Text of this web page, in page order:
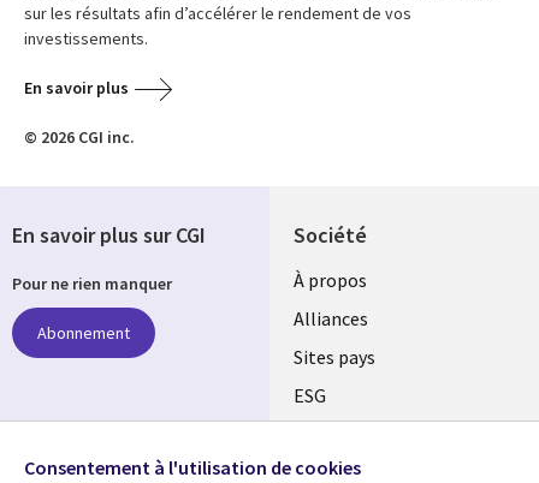
sur les résultats afin d’accélérer le rendement de vos
investissements.
En savoir plus
© 2026 CGI inc.
Société
À propos
Alliances
Sites pays
ESG
Fusions
En savoir plus sur CGI
Pour ne rien manquer
Abonnement
Suivez-nous
Consentement à l'utilisation de cookies